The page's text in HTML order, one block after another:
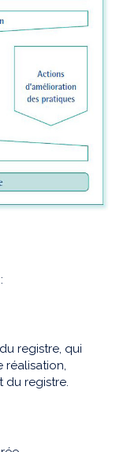
registre, qui
réalisation,
du registre.